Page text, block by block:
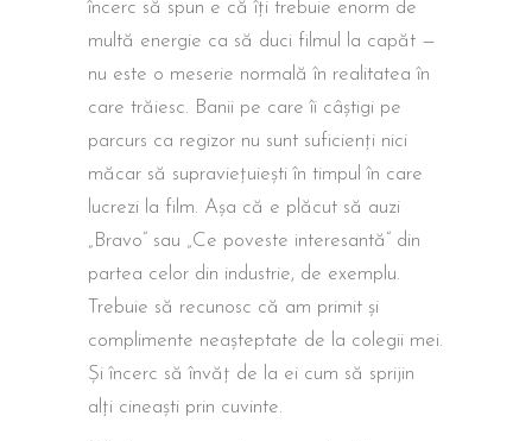
încerc să spun e că îți trebuie enorm de
multă energie ca să duci filmul la capăt —
nu este o meserie normală în realitatea în
care trăiesc. Banii pe care îi câștigi pe
parcurs ca regizor nu sunt suficienți nici
măcar să supraviețuiești în timpul în care
lucrezi la film. Așa că e plăcut să auzi
„Bravo” sau „Ce poveste interesantă” din
partea celor din industrie, de exemplu.
Trebuie să recunosc că am primit și
complimente neașteptate de la colegii mei.
Și încerc să învăț de la ei cum să sprijin
alți cineaști prin cuvinte.